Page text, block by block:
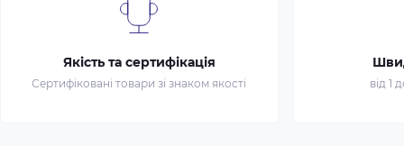
Якість та сертифікація
Сертифіковані товари зі знаком якості від 1